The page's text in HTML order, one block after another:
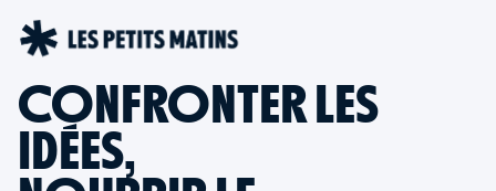
CONFRONTER LES
IDÉES,